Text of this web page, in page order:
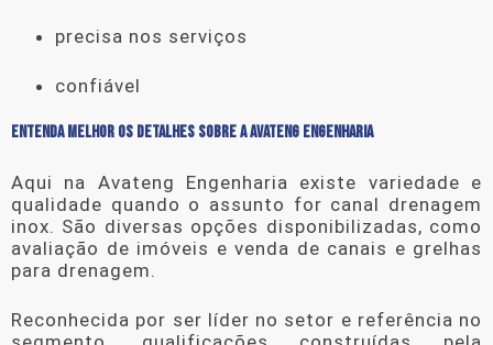
precisa nos serviços
confiável
ENTENDA MELHOR OS DETALHES SOBRE A AVATENG ENGENHARIA
Aqui na Avateng Engenharia existe variedade e
qualidade quando o assunto for canal drenagem
inox. São diversas opções disponibilizadas, como
avaliação de imóveis e venda de canais e grelhas
para drenagem.
Reconhecida por ser líder no setor e referência no